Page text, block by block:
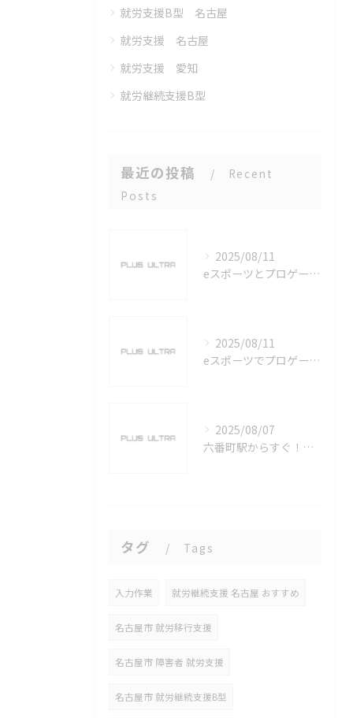
就労支援B型 名古屋
就労支援 名古屋
就労支援 愛知
就労継続支援B型
最近の投稿
Recent
Posts
2025/08/11
eスポーツとプロゲーマーを六番町駅で目指すための実践ガイド
2025/08/11
eスポーツでプロゲーマーを目指す愛知県名古屋市の最新キャリアガイド
2025/08/07
六番町駅からすぐ！名古屋のeスポーツ施設で快適なプレイ環境を確保
タグ Tags
入力作業 就労継続支援 名古屋 おすすめ
名古屋市 就労移行支援
名古屋市 障害者 就労支援
名古屋市 就労継続支援B型